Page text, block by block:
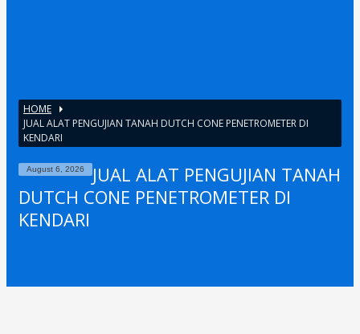
HOME
JUAL ALAT PENGUJIAN TANAH DUTCH CONE PENETROMETER DI
KENDARI
August 6, 2026
JUAL ALAT PENGUJIAN TANAH
DUTCH CONE PENETROMETER DI
KENDARI